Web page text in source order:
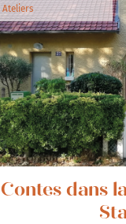
Ateliers
Contes dans